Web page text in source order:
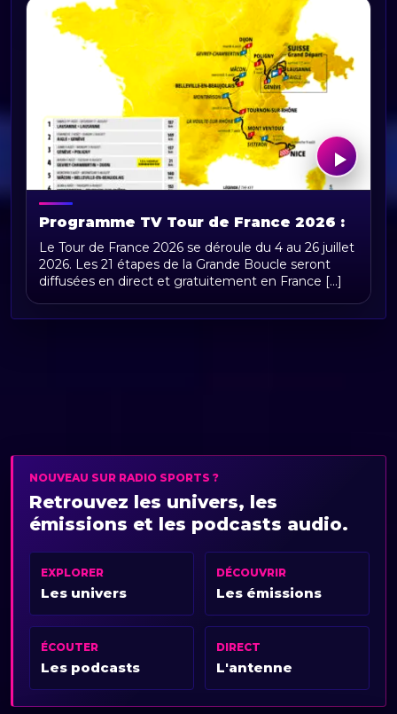
Programme TV Tour de France 2026 :
horaires, chaînes et diffusion en direct
Le Tour de France 2026 se déroule du 4 au 26 juillet
2026. Les 21 étapes de la Grande Boucle seront
diffusées en direct et gratuitement en France [...]
NOUVEAU SUR RADIO SPORTS ?
Retrouvez les univers, les
émissions et les podcasts audio.
EXPLORER
Les univers
DÉCOUVRIR
Les émissions
ÉCOUTER
Les podcasts
DIRECT
L'antenne